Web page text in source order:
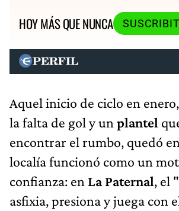
HOY MÁS QUE NUNCA
Aquel inicio de ciclo en
la falta de gol y un plantel
encontrar el rumbo, quedó
localía funcionó como un
confianza: en La Paternal, el
asfixia, presiona y juega con